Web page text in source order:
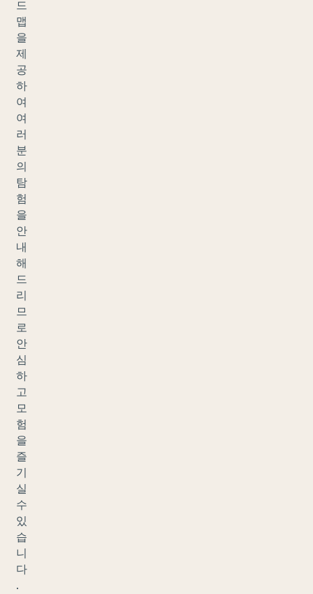
드
맵
을
제
공
하
여
여
러
분
의
탐
험
을
안
내
해
드
리
므
로
안
심
하
고
모
험
을
즐
기
실
수
있
습
니
다
.